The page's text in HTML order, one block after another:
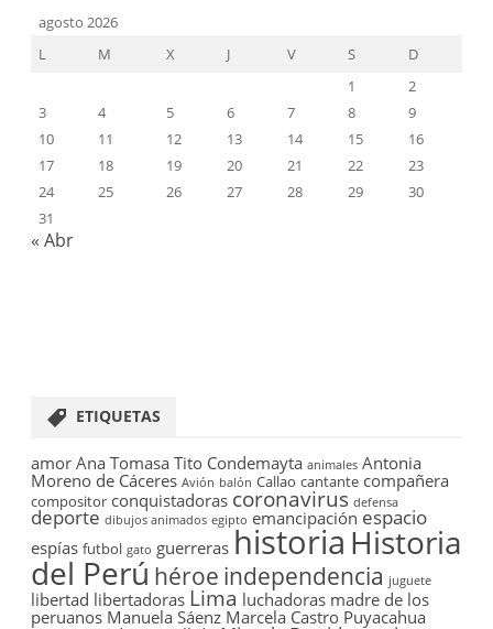
agosto 2026
L
M X J V S
D
1
2
3
4 5 6 7 8
9
10
11 12 13 14 15
16
17
18 19 20 21 22
23
24
25 26 27 28 29
30
31
« Abr
ETIQUETAS
amor Ana Tomasa Tito Condemayta animales Antonia
Moreno de Cáceres Avión balón Callao cantante compañera
compositor conquistadoras coronavirus defensa
deporte dibujos animados egipto emancipación espacio
espías futbol gato guerreras historia Historia
del Perú héroe independencia juguete
libertad libertadoras Lima luchadoras madre de los
peruanos Manuela Sáenz Marcela Castro Puyacahua